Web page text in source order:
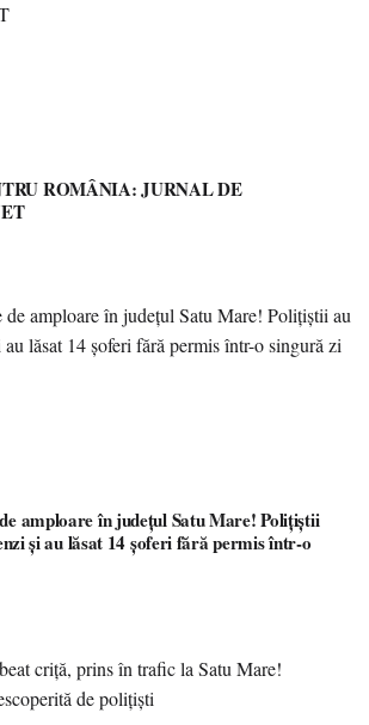
ROMÂNIA: JURNAL DE
amploare în județul Satu Mare! Polițiștii
și au lăsat 14 șoferi fără permis într-o